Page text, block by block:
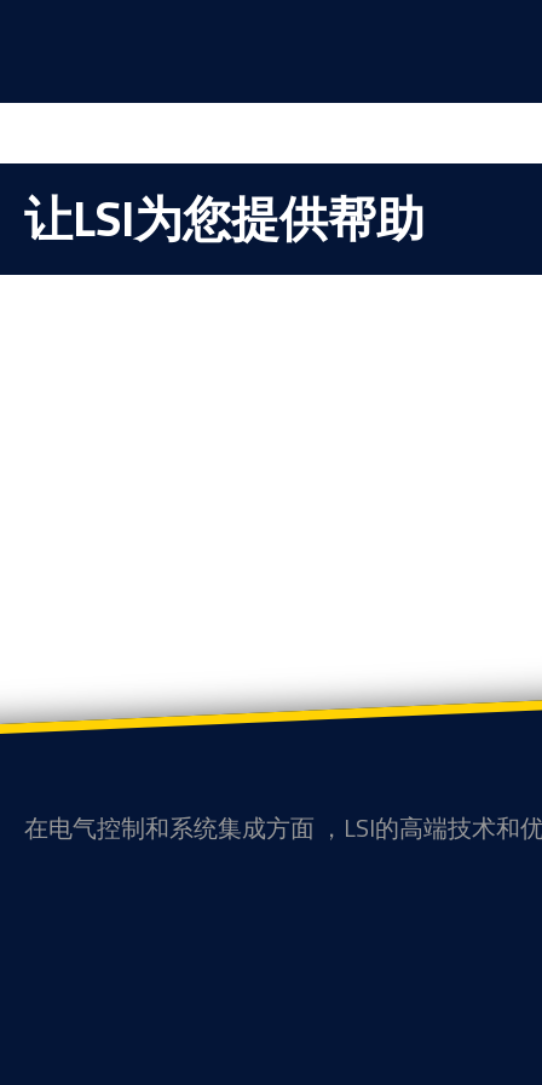
让LSI为您提供帮助
在电气控制和系统集成方面 ，LSI的高端技术和